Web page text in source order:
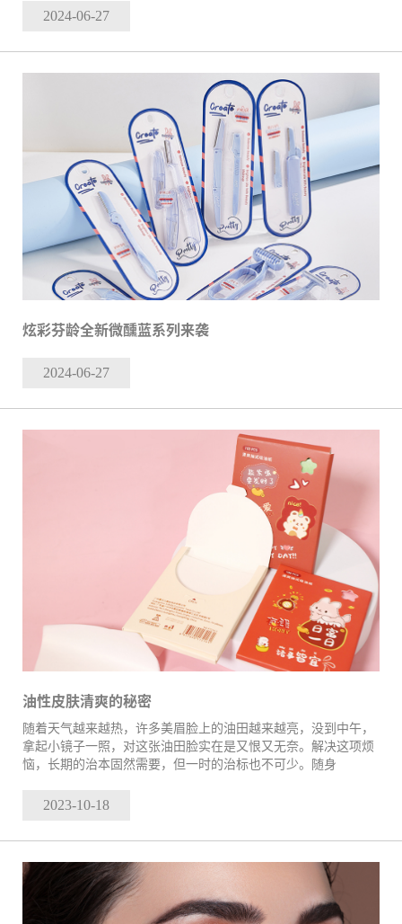
2024-06-27
炫彩芬龄全新微醺蓝系列来袭
2024-06-27
油性皮肤清爽的秘密
随着天气越来越热，许多美眉脸上的油田越来越亮，没到中午，
拿起小镜子一照，对这张油田脸实在是又恨又无奈。解决这项烦
恼，长期的治本固然需要，但一时的治标也不可少。随身
2023-10-18